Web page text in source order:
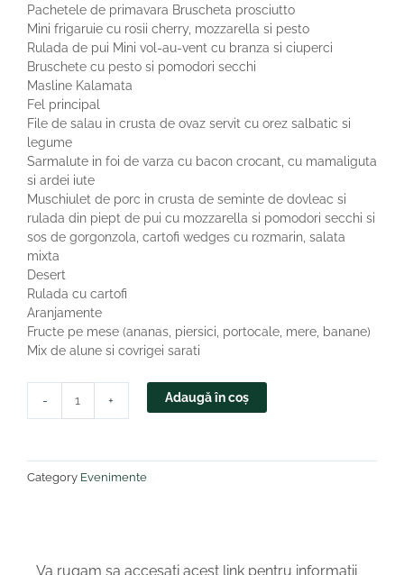
Pachetele de primavara Bruscheta prosciutto
Mini frigaruie cu rosii cherry, mozzarella si pesto
Rulada de pui Mini vol-au-vent cu branza si ciuperci
Bruschete cu pesto si pomodori secchi
Masline Kalamata
Fel principal
File de salau in crusta de ovaz servit cu orez salbatic si
legume
Sarmalute in foi de varza cu bacon crocant, cu mamaliguta
si ardei iute
Muschiulet de porc in crusta de seminte de dovleac si
rulada din piept de pui cu mozzarella si pomodori secchi si
sos de gorgonzola, cartofi wedges cu rozmarin, salata
mixta
Desert
Rulada cu cartofi
Aranjamente
Fructe pe mese (ananas, piersici, portocale, mere, banane)
Mix de alune si covrigei sarati
- + Adaugă în coș
Category Evenimente
Va rugam sa accesati acest link pentru informatii